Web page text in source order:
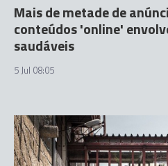
Mais de metade de
conteúdos 'online'
saudáveis
5 Jul 08:05